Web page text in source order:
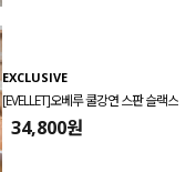
EXCLUSIVE
[EVELLET]오베루 쿨강연 스판 슬랙스
34,800원